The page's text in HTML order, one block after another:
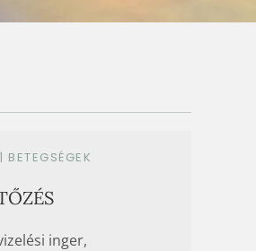
BETEGSÉGEK
inger,